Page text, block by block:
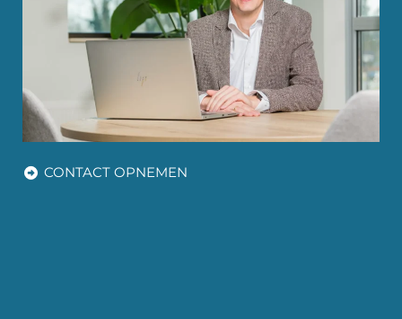
CONTACT OPNEMEN